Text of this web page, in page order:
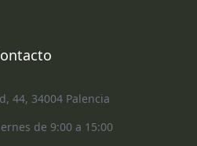
44, 34004 Palencia
de 9:00 a 15:00